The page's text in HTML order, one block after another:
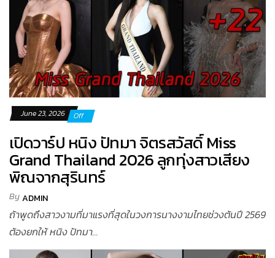
June 23, 2026 Off
เปิดวาร์ป หนิง ปัทมา จิตรสวัสดิ์ Miss
Grand Thailand 2026 ลูกทุ่งสาวเสียง
พิณจากสุรินทร์
ByADMIN
ถ้าพูดถึงสาวงามที่มาแรงที่สุดในวงการนางงามไทยช่วงต้นปี 2569
ต้องยกให้ หนิง ปัทมา...